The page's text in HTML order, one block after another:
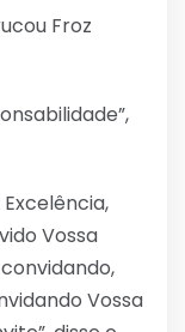
Froz
Excelência,
Vossa
Vossa